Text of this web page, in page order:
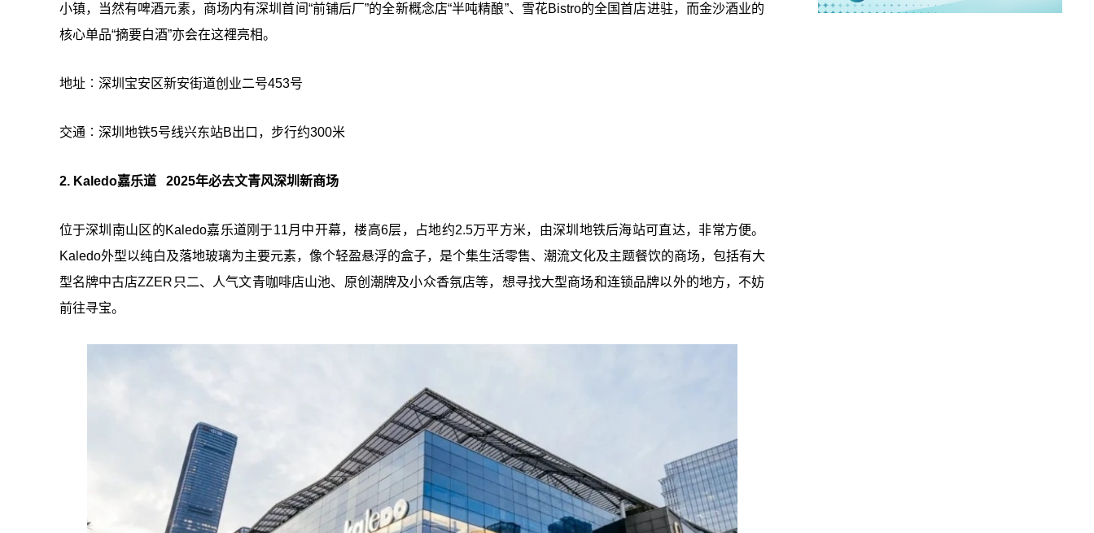
小镇，当然有啤酒元素，商场内有深圳首间“前铺后厂”的全新概念店“半吨精酿”、雪花Bistro的全国首店进驻，而金沙酒业的
核心单品“摘要白酒”亦会在这裡亮相。
地址︰深圳宝安区新安街道创业二号453号
交通︰深圳地铁5号线兴东站B出口，步行约300米
2. Kaledo嘉乐道 2025年必去文青风深圳新商场
位于深圳南山区的Kaledo嘉乐道刚于11月中开幕，楼高6层，占地约2.5万平方米，由深圳地铁后海站可直达，非常方便。
Kaledo外型以纯白及落地玻璃为主要元素，像个轻盈悬浮的盒子，是个集生活零售、潮流文化及主题餐饮的商场，包括有大
型名牌中古店ZZER只二、人气文青咖啡店山池、原创潮牌及小众香氛店等，想寻找大型商场和连锁品牌以外的地方，不妨
前往寻宝。